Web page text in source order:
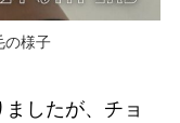
の様子
したが、チョ